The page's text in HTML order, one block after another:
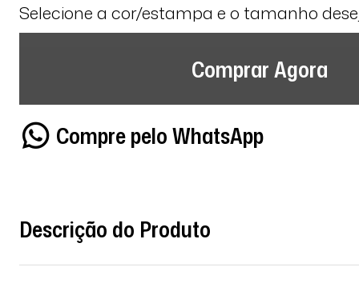
Selecione a cor/estampa e o tamanho
Comprar Agora
Compre pelo WhatsApp
Descrição do Produto